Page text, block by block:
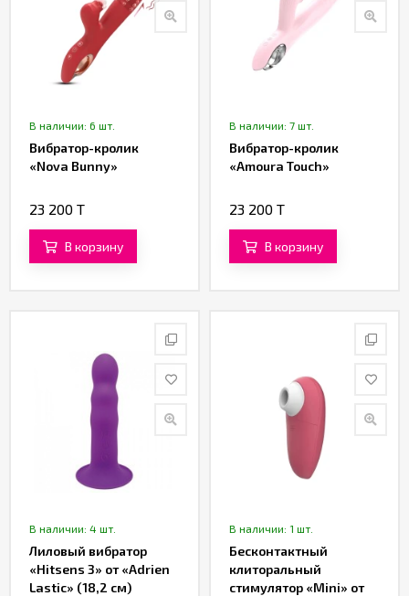
В наличии: 6 шт.
Вибратор-кролик
«Nova Bunny»
23 200 T
В корзину
В наличии: 7 шт.
Вибратор-кролик
«Amoura Touch»
23 200 T
В корзину
В наличии: 4 шт.
Лиловый вибратор
«Hitsens 3» от «Adrien
Lastic» (18,2 см)
В наличии: 1 шт.
Бесконтактный
клиторальный
стимулятор «Mini» от